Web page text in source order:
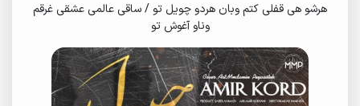
هرشو هی قفلی کتم وبان هردو چویل تو / ساقی عالمی عشقی غرقم
وناو آغوش تو